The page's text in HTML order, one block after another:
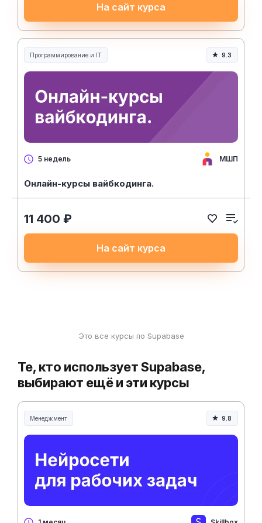
На сайт курса
Программирование и IT 9.3
5 недель МШП
Онлайн-курсы вайбкодинга.
11 400 ₽
На сайт курса
Это все курсы по Supabase
Те, кто использует Supabase,
выбирают ещё и эти курсы
Менеджмент
Менеджмент и управление
9.8